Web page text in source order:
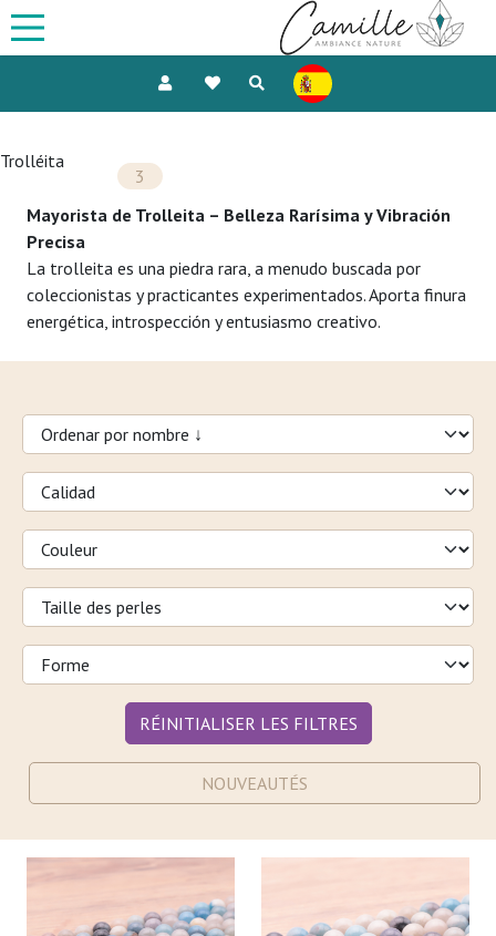
Trolléita
3
Mayorista de Trolleita – Belleza Rarísima y Vibración
Precisa
La trolleita es una piedra rara, a menudo buscada por
coleccionistas y practicantes experimentados. Aporta finura
energética, introspección y entusiasmo creativo.
RÉINITIALISER LES FILTRES
NOUVEAUTÉS